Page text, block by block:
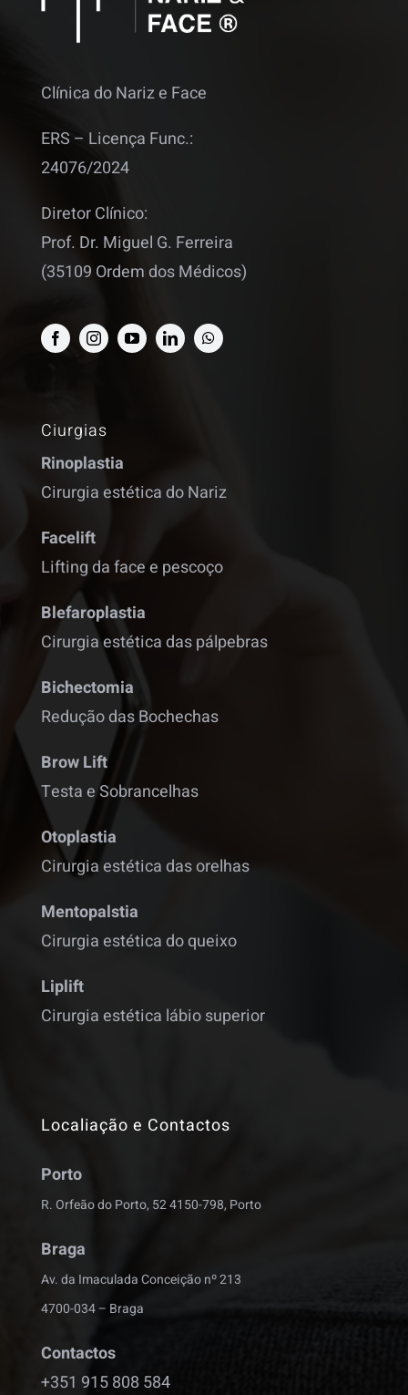
Clínica do Nariz e Face
ERS – Licença Func.:
24076/2024
Diretor Clínico:
Prof. Dr. Miguel G. Ferreira
(35109 Ordem dos Médicos)
Ciurgias
Rinoplastia
Cirurgia estética do Nariz
Facelift
Lifting da face e pescoço
Blefaroplastia
Cirurgia estética das pálpebras
Bichectomia
Redução das Bochechas
Brow Lift
Testa e Sobrancelhas
Otoplastia
Cirurgia estética das orelhas
Mentopalstia
Cirurgia estética do queixo
Liplift
Cirurgia estética lábio superior
Localiação e Contactos
Porto
R. Orfeão do Porto, 52 4150-798, Porto
Braga
Av. da Imaculada Conceição nº 213
4700-034 – Braga
Contactos
+351 915 808 584